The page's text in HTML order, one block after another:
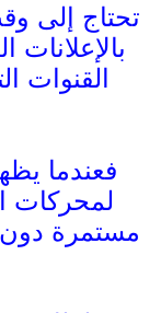
بالإعلانات
القنوات
فعندما
لمحركات
مستمرة دون